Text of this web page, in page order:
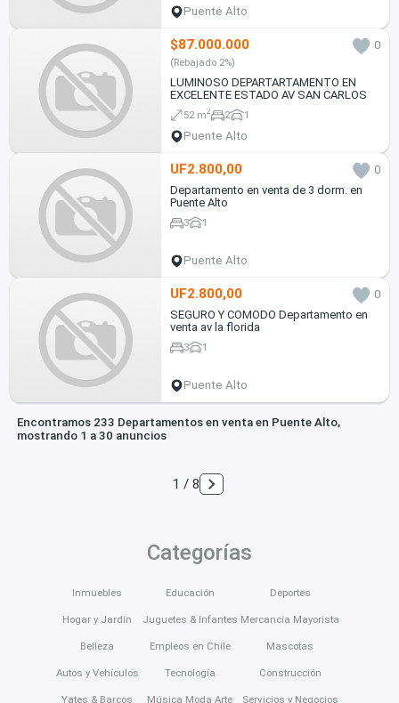
Puente Alto
$87.000.000 0
(Rebajado 2%)
LUMINOSO DEPARTARTAMENTO EN
EXCELENTE ESTADO AV SAN CARLOS
52 m2 2 1
Puente Alto
UF2.800,00
0
Departamento en venta de 3 dorm. en
Puente Alto
3 1
Puente Alto
UF2.800,00
0
SEGURO Y COMODO Departamento en
venta av la florida
3 1
Puente Alto
Encontramos 233 Departamentos en venta en Puente Alto,
mostrando 1 a 30 anuncios
1 / 8
Categorías
Inmuebles
Hogar y Jardín
Belleza
Autos y Vehículos
Yates & Barcos
Educación
Juguetes & Infantes
Empleos en Chile
Tecnología
Música Moda Arte
Deportes
Mercancía Mayorista
Mascotas
Construcción
Servicios y Negocios